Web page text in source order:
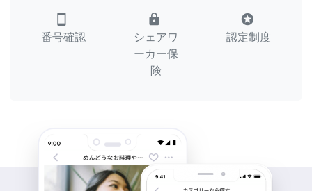
smartphone
番号確認
lock
シェアワ
ーカー保
険
stars
認定制度